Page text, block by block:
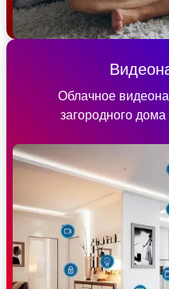
Облачное
загородного